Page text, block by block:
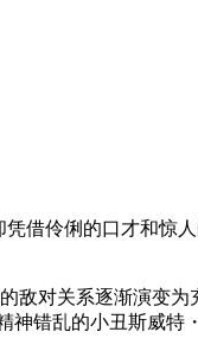
借伶俐的口才和惊
对关系逐渐演变为
错乱的小丑斯威特